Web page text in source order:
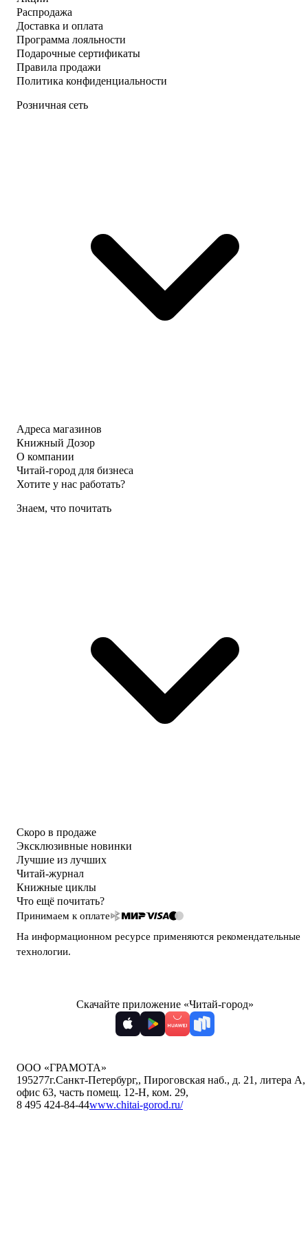
Распродажа
Доставка и оплата
Программа лояльности
Подарочные сертификаты
Правила продажи
Политика конфиденциальности
Розничная сеть
Адреса магазинов
Книжный Дозор
О компании
Читай-город для бизнеса
Хотите у нас работать?
Знаем, что почитать
Скоро в продаже
Эксклюзивные новинки
Лучшие из лучших
Читай-журнал
Книжные циклы
Что ещё почитать?
Принимаем к оплате
На информационном ресурсе применяются рекомендательные
технологии.
Скачайте приложение «Читай-город»
ООО «ГРАМОТА»
195277г.Санкт-Петербург,, Пироговская наб., д. 21, литера А,
офис 63, часть помещ. 12-Н, ком. 29,
8 495 424-84-44www.chitai-gorod.ru/